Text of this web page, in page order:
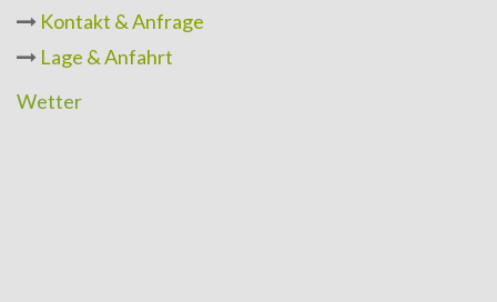
Kontakt & Anfrage
Lage & Anfahrt
Wetter